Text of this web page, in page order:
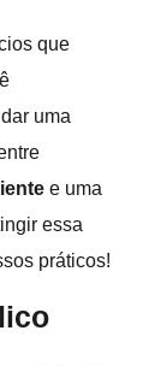
que
uma
e uma
essa
práticos!